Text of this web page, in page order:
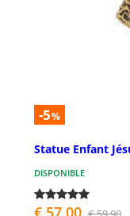
-5%
Statue Enfant
DISPONIBLE
€ 57,00